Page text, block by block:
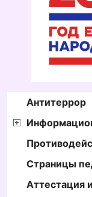
Антитеррор
Страницы
Аттестация